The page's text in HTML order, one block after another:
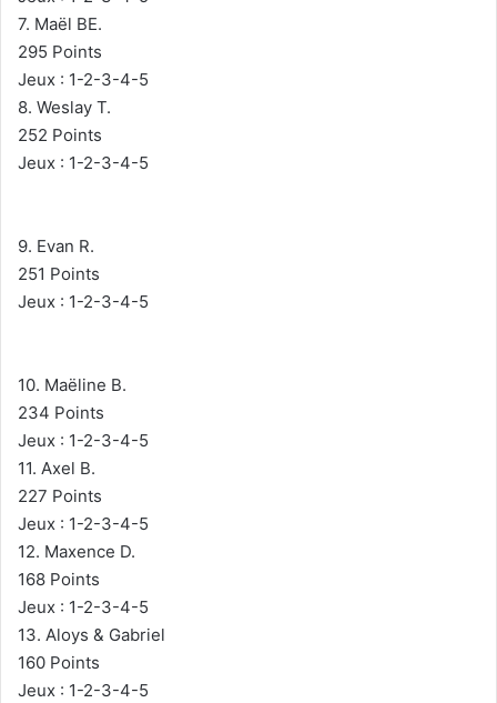
7. Maël BE.
295 Points
Jeux : 1-2-3-4-5
8. Weslay T.
252 Points
Jeux : 1-2-3-4-5
9. Evan R.
251 Points
Jeux : 1-2-3-4-5
10. Maëline B.
234 Points
Jeux : 1-2-3-4-5
11. Axel B.
227 Points
Jeux : 1-2-3-4-5
12. Maxence D.
168 Points
Jeux : 1-2-3-4-5
13. Aloys & Gabriel
160 Points
Jeux : 1-2-3-4-5